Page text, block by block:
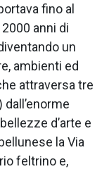
fino al
anni di
un
ambienti ed
attraversa tre
d’arte e
la Via
feltrino e,